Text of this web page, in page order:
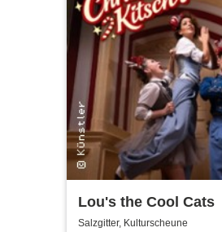
Lou's the Cool Cats
Salzgitter, Kulturscheune